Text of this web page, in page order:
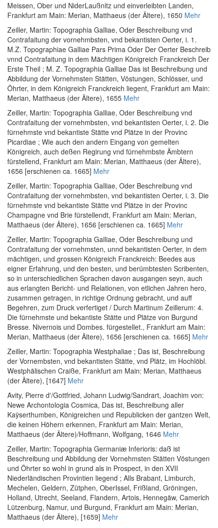
Meissen, Ober und NiderLaußnitz und einverleibten Landen,
Frankfurt am Main: Merian, Matthaeus (der Ältere), 1650 Mehr
Zeiller, Martin: Topographia Galliae, Oder Beschreibung vnd
Contrafaitung der vornehmbsten, vnd bekantisten Oerter, i. 1.
M.Z. Topographiae Galliae Pars Prima Oder Der Oerter Beschreib
vnnd Contrafaitung in dem Mächtigen Königreich Franckreich Der
Erste Theil ; M. Z. Topographia Galliae Das ist Beschreibung und
Abbildung der Vornehmsten Stätten, Vöstungen, Schlösser, und
Öhrter, in dem Königreich Franckreich liegent, Frankfurt am Main:
Merian, Matthaeus (der Ältere), 1655 Mehr
Zeiller, Martin: Topographia Galliae, Oder Beschreibung vnd
Contrafaitung der vornehmbsten, vnd bekantisten Oerter, i. 2. Die
fürnehmste vnd bekantiste Stätte vnd Plätze in der Provinc
Picardiae ; Wie auch den andern Eingang von gemelten
Königreich, auch deßen Regirung vnd fürnehmbste Ämbtern
fürstellend, Frankfurt am Main: Merian, Matthaeus (der Ältere),
1656 [erschienen ca. 1665] Mehr
Zeiller, Martin: Topographia Galliae, Oder Beschreibung vnd
Contrafaitung der vornehmbsten, vnd bekantisten Oerter, i. 3. Die
fürnehmste vnd bekantiste Stätte vnd Plätze in der Provinc
Champagne vnd Brie fürstellendt, Frankfurt am Main: Merian,
Matthaeus (der Ältere), 1656 [erschienen ca. 1665] Mehr
Zeiller, Martin: Topographia Galliae, Oder Beschreibung und
Contrafaitung der vornehmsten, unnd bekantisten Oerter, in dem
mächtigen, und grossen Königreich Franckreich: Beedes aus
eigner Erfahrung, und den besten, und berümbtesten Scribenten,
so in unterschiedlichen Sprachen davon ausgangen seyn, auch
aus erlangten Bericht- und Relationen, von etlichen Jahren hero,
zusammen getragen, in richtige Ordnung gebracht, und auff
Begehren, zum Druck verfertiget / Durch Martinum Zeillerum: 4.
Die fürnehmste und bekantiste Stätte und Plätze von Burgund
Bresse. Nivernois und Dombes. fürgestellet., Frankfurt am Main:
Merian, Matthaeus (der Ältere), 1656 [erschienen ca. 1665] Mehr
Zeiller, Martin: Topographia Westphaliae ; Das ist, Beschreibung
der Vornembsten, vnd bekantisten Stätte, vnd Plätz, im Hochlöbl.
Westphälischen Craiße, Frankfurt am Main: Merian, Matthaeus
(der Ältere), [1647] Mehr
Avity, Pierre d'/Gottfried, Johann Ludwig/Sandrart, Joachim von:
Newe Archontologia Cosmica, Das ist, Beschreibung aller
Kaÿserthumben, Königreichen und Republicken der gantzen Welt,
die keinen Höhern erkennen, Frankfurt am Main: Merian,
Matthaeus (der Ältere)/Hoffmann, Wolfgang, 1646 Mehr
Zeiller, Martin: Topographia Germaniæ Inferioris: daß ist
Beschreibung und Abbildung der Vornehmsten Stätten Vöstungen
und Öhrter so wohl in grund als in Prospect, in den XVII
Niederländischen Provintien liegend ; Alls Brabant, Limburch,
Mechelen, Geldern, Zütphen, OberIssel, Frißland, Gröningen,
Holland, Utrecht, Seeland, Flandern, Artois, Hennegäw, Camerich
Lützenburg, Namur, und Burgund, Frankfurt am Main: Merian,
Matthaeus (der Ältere), [1659] Mehr